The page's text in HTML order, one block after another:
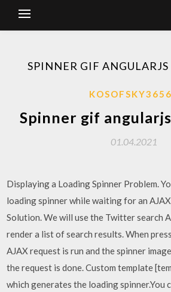
SPINNER GIF ANGULARJS
Spinner gif
01.04.2021
Displaying a Loading Spinner Problem.
loading spinner while waiting for an
Solution. We will use the Twitter search
render a list of search results. When
AJAX request is run and the spinner
the request is done. Custom template
which generates the loading spinner.You